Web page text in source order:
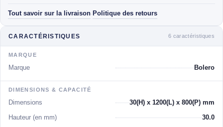
Tout savoir sur la livraison· Politique des retours
CARACTÉRISTIQUES 6 caractéristiques
MARQUE
Marque Bolero
DIMENSIONS & CAPACITÉ
Dimensions 30(H) x 1200(L) x 800(P) mm
Hauteur (en mm) 30.0